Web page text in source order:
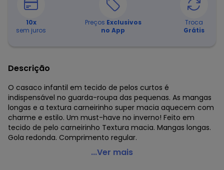
10x
sem juros
Preços Exclusivos
no App
Troca
Grátis
Descrição
O casaco infantil em tecido de pelos curtos é
indispensável no guarda-roupa das pequenas. As mangas
longas e a textura carneirinho super macia aquecem com
charme e estilo. Um must-have no inverno! Feito em
tecido de pelo carneirinho Textura macia. Mangas longas.
Gola redonda. Comprimento regular.
Alakazoo - Casaco de Pelo Carneirinho Preto
...Ver mais